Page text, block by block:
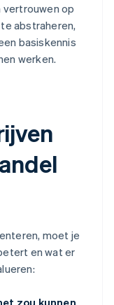
vertrouwen op
abstraheren,
basiskennis
werken.
moet je
en wat er